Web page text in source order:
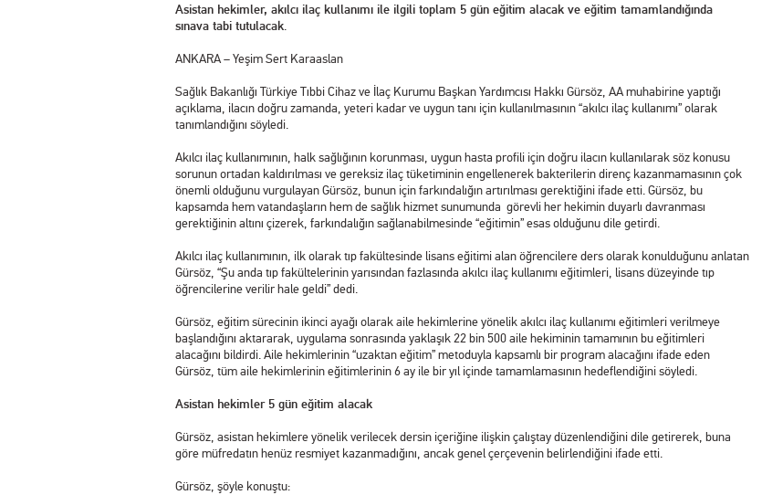
Asistan hekimler, akılcı ilaç kullanımı ile ilgili toplam 5 gün eğitim alacak ve eğitim tamamlandığında
sınava tabi tutulacak.
ANKARA – Yeşim Sert Karaaslan
Sağlık Bakanlığı Türkiye Tıbbi Cihaz ve İlaç Kurumu Başkan Yardımcısı Hakkı Gürsöz, AA muhabirine yaptığı
açıklama, ilacın doğru zamanda, yeteri kadar ve uygun tanı için kullanılmasının “akılcı ilaç kullanımı” olarak
tanımlandığını söyledi.
Akılcı ilaç kullanımının, halk sağlığının korunması, uygun hasta profili için doğru ilacın kullanılarak söz konusu
sorunun ortadan kaldırılması ve gereksiz ilaç tüketiminin engellenerek bakterilerin direnç kazanmamasının çok
önemli olduğunu vurgulayan Gürsöz, bunun için farkındalığın artırılması gerektiğini ifade etti. Gürsöz, bu
kapsamda hem vatandaşların hem de sağlık hizmet sunumunda görevli her hekimin duyarlı davranması
gerektiğinin altını çizerek, farkındalığın sağlanabilmesinde “eğitimin” esas olduğunu dile getirdi.
Akılcı ilaç kullanımının, ilk olarak tıp fakültesinde lisans eğitimi alan öğrencilere ders olarak konulduğunu anlatan
Gürsöz, “Şu anda tıp fakültelerinin yarısından fazlasında akılcı ilaç kullanımı eğitimleri, lisans düzeyinde tıp
öğrencilerine verilir hale geldi” dedi.
Gürsöz, eğitim sürecinin ikinci ayağı olarak aile hekimlerine yönelik akılcı ilaç kullanımı eğitimleri verilmeye
başlandığını aktararak, uygulama sonrasında yaklaşık 22 bin 500 aile hekiminin tamamının bu eğitimleri
alacağını bildirdi. Aile hekimlerinin “uzaktan eğitim” metoduyla kapsamlı bir program alacağını ifade eden
Gürsöz, tüm aile hekimlerinin eğitimlerinin 6 ay ile bir yıl içinde tamamlamasının hedeflendiğini söyledi.
Asistan hekimler 5 gün eğitim alacak
Gürsöz, asistan hekimlere yönelik verilecek dersin içeriğine ilişkin çalıştay düzenlendiğini dile getirerek, buna
göre müfredatın henüz resmiyet kazanmadığını, ancak genel çerçevenin belirlendiğini ifade etti.
Gürsöz, şöyle konuştu: